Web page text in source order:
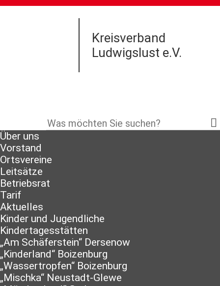
Kreisverband
Ludwigslust e.V.
Über uns
Vorstand
Ortsvereine
Leitsätze
Betriebsrat
Tarif
Aktuelles
Kinder und Jugendliche
Kindertagesstätten
„Am Schäferstein“ Dersenow
„Kinderland“ Boizenburg
„Wassertropfen“ Boizenburg
„Mischka“ Neustadt-Glewe